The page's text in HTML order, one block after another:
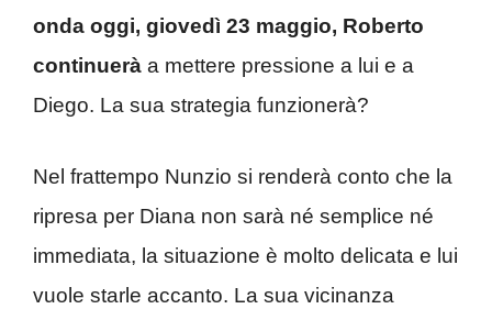
onda oggi, giovedì 23 maggio, Roberto
continuerà a mettere pressione a lui e a
Diego. La sua strategia funzionerà?
Nel frattempo Nunzio si renderà conto che la
ripresa per Diana non sarà né semplice né
immediata, la situazione è molto delicata e lui
vuole starle accanto. La sua vicinanza